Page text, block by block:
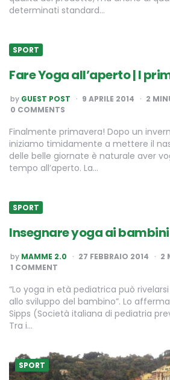
determinati standard…
SPORT
Fare Yoga all’aperto | I
POSTED
BY
by GUEST POST 9 APRILE 2014 2
0 COMMENTS
Finalmente primavera! Dopo un
iniziamo timidamente a mettere il
delle belle giornate è naturale aver
tempo all’aperto. La…
SPORT
Insegnare yoga ai
POSTED
BY
by MAMME 2.0 27 FEBBRAIO 2014 2
1 COMMENT
“Lo yoga in età pediatrica può
allo sviluppo del bambino”. Lo
Sipps (Società italiana di pediatria
Tra i…
SPORT